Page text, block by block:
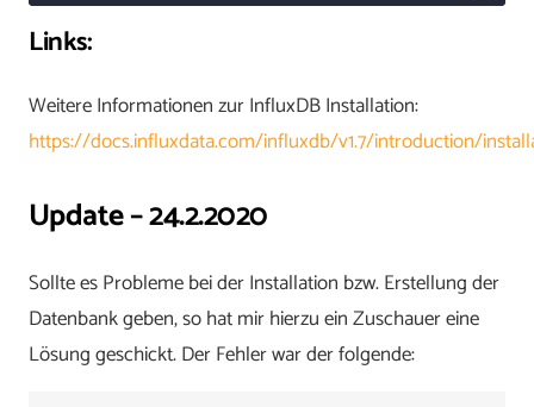
Links:
Weitere Informationen zur InfluxDB Installation:
https://docs.influxdata.com/influxdb/v1.7/introduction/
Update – 24.2.2020
Sollte es Probleme bei der Installation bzw. Erstellung der
Datenbank geben, so hat mir hierzu ein Zuschauer eine
Lösung geschickt. Der Fehler war der folgende: